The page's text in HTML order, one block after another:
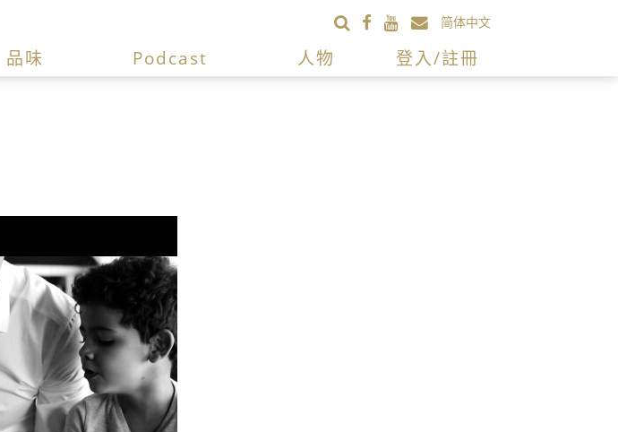
简体中文
品味 Podcast 人物 登入/註冊